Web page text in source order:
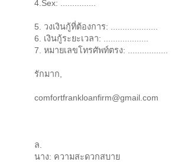
4.Sex: ...............
5. วงเงินกู้ที่ต้องการ: ....................
6. เงินกู้ระยะเวลา: ...................
7. หมายเลขโทรศัพท์ตรง: .................
รักมาก,
comfortfrankloanfirm@gmail.com
ล.
นาง: ความสะดวกสบาย